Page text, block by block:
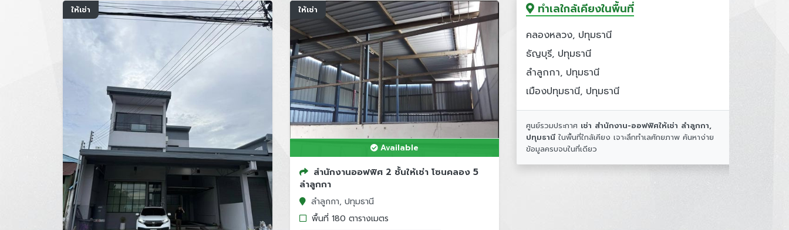
ให้เช่า ให้เช่า
Available
สำนักงานออฟฟิศ 2 ชั้นให้เช่า โซนคลอง 5
ลำลูกกา
ลำลูกกา, ปทุมธานี
พื้นที่ 180 ตารางเมตร
ทำเลใกล้เคียงในพื้นที่
คลองหลวง, ปทุมธานี
ธัญบุรี, ปทุมธานี
ลำลูกกา, ปทุมธานี
เมืองปทุมธานี, ปทุมธานี
ศูนย์รวมประกาศ เช่า สำนักงาน-ออฟฟิศให้เช่า ลำลูกกา,
ปทุมธานีในพื้นที่ใกล้เคียง เจาะลึกทำเลศักยภาพ ค้นหาง่าย
ข้อมูลครบจบในที่เดียว